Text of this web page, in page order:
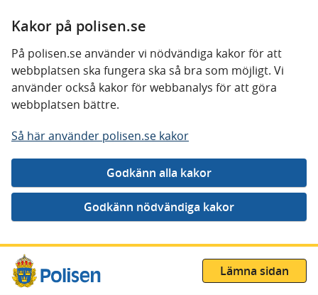
Kakor på polisen.se
På polisen.se använder vi nödvändiga kakor för att
webbplatsen ska fungera ska så bra som möjligt. Vi
använder också kakor för webbanalys för att göra
webbplatsen bättre.
Så här använder polisen.se kakor
Gå direkt till innehåll
Lämna sidan